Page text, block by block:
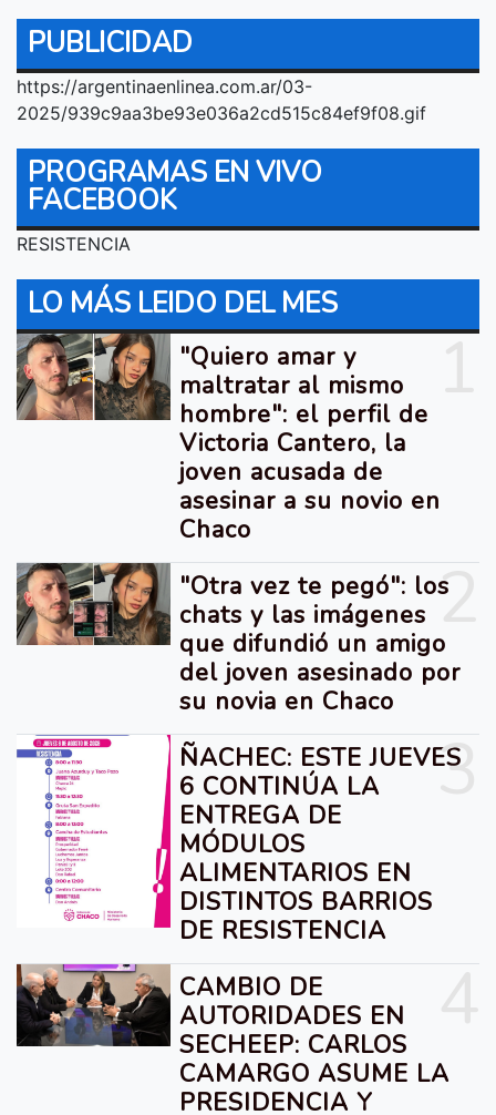
PUBLICIDAD
https://argentinaenlinea.com.ar/03-
2025/939c9aa3be93e036a2cd515c84ef9f08.gif
PROGRAMAS EN VIVO
FACEBOOK
RESISTENCIA
LO MÁS LEIDO DEL MES
"Quiero amar y
maltratar al mismo
hombre": el perfil de
Victoria Cantero, la
joven acusada de
asesinar a su novio en
Chaco
2
"Otra vez te pegó": los
chats y las imágenes
que difundió un amigo
del joven asesinado por
su novia en Chaco
3
ÑACHEC: ESTE JUEVES
6 CONTINÚA LA
ENTREGA DE
MÓDULOS
ALIMENTARIOS EN
DISTINTOS BARRIOS
DE RESISTENCIA
CAMBIO DE
AUTORIDADES EN
SECHEEP: CARLOS
CAMARGO ASUME LA
PRESIDENCIA Y